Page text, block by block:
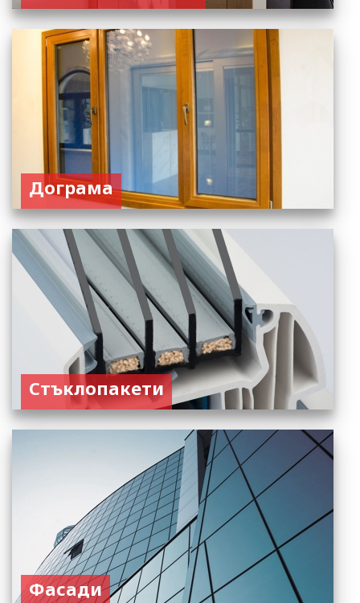
Дограма
Стъклопакети
Фасади